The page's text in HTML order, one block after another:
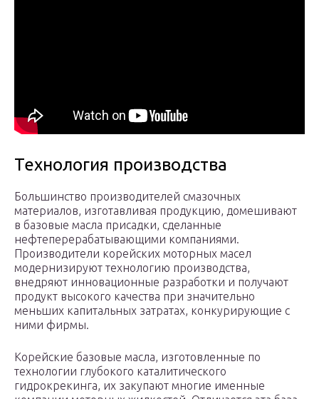
Технология производства
Большинство производителей смазочных
материалов, изготавливая продукцию, домешивают
в базовые масла присадки, сделанные
нефтеперерабатывающими компаниями.
Производители корейских моторных масел
модернизируют технологию производства,
внедряют инновационные разработки и получают
продукт высокого качества при значительно
меньших капитальных затратах, конкурирующие с
ними фирмы.
Корейские базовые масла, изготовленные по
технологии глубокого каталитического
гидрокрекинга, их закупают многие именные